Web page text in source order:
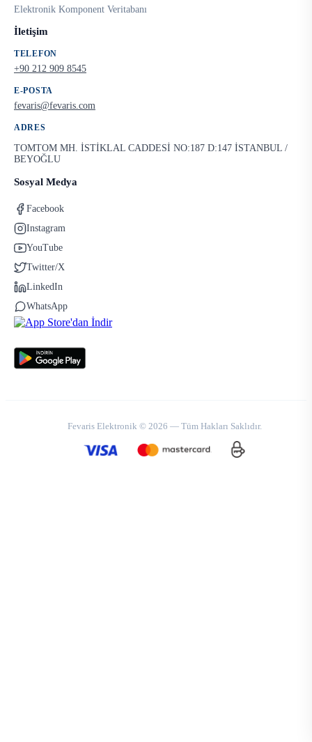
Elektronik Komponent Veritabanı
İletişim
TELEFON
+90 212 909 8545
E-POSTA
fevaris@fevaris.com
ADRES
TOMTOM MH. İSTİKLAL CADDESİ NO:187 D:147 İSTANBUL /
BEYOĞLU
Sosyal Medya
Facebook
Instagram
YouTube
Twitter/X
LinkedIn
WhatsApp
Fevaris Elektronik © 2026 — Tüm Hakları Saklıdır.